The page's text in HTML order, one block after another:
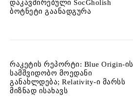
დაკავშირებული SocGholish
ბოტნეტი გაანადგურა
რაკეტის რეპორტი: Blue Origin-ის
სამშვიდობო მოედანი
განახლდება; Relativity-ი მარსს
მიზნად ისახავს